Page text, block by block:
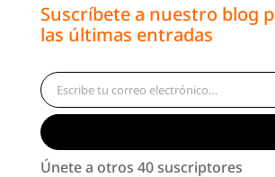
Suscríbete a nuestro blog
las últimas entradas
Escribe tu correo electrónico…
Únete a otros 40 suscriptores